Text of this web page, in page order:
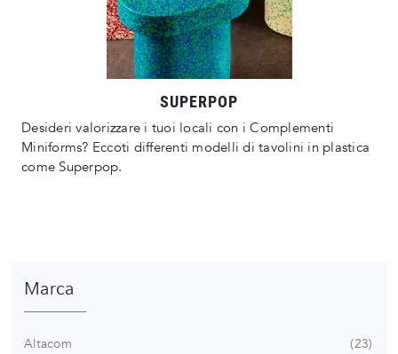
SUPERPOP
Desideri valorizzare i tuoi locali con i Complementi
Miniforms? Eccoti differenti modelli di tavolini in plastica
come Superpop.
Marca
Altacom
23